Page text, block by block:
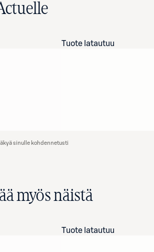
Tuote latautuu
sinulle kohdennetusti
myös näistä
Tuote latautuu